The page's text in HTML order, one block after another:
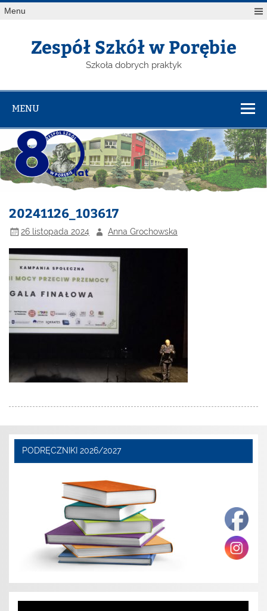
Menu
Zespół Szkół w Porębie
Szkoła dobrych praktyk
MENU
20241126_103617
26 listopada 2024 Anna Grochowska
PODRĘCZNIKI 2026/2027